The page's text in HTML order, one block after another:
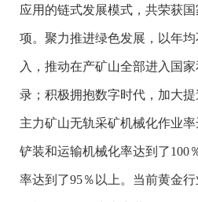
应用的链式发展模式，共荣获
项。聚力推进绿色发展，以年
入，推动在产矿山全部进入国
录；积极拥抱数字时代，加大
主力矿山无轨采矿机械化作业
铲装和运输机械化率达到了100
率达到了95％以上。当前黄金